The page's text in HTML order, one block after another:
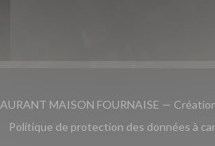
MAISON FOURNAISE —
fenêtre))
une nouvelle fenêtre))
Politique de protection des données à
((ouvre